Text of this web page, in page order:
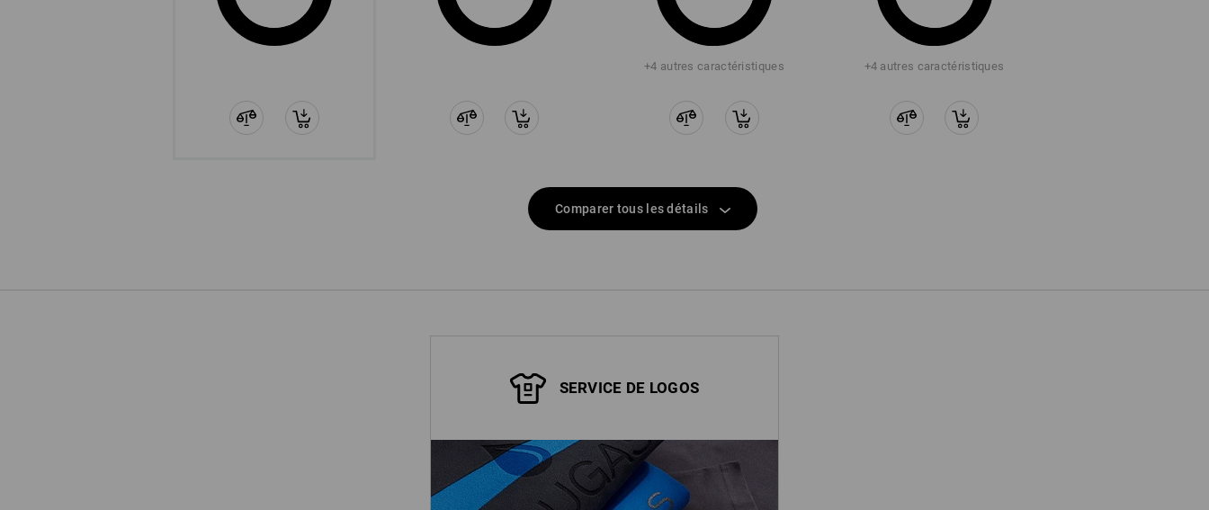
+4 autres caractéristiques +4 autres caractéristiques
Comparer tous les détails
SERVICE DE LOGOS